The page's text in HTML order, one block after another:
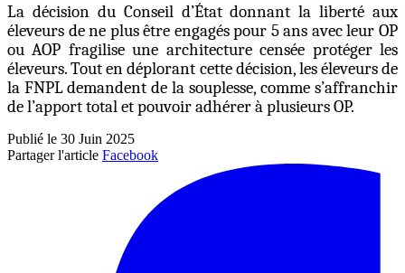
La décision du Conseil d’État donnant la liberté aux
éleveurs de ne plus être engagés pour 5 ans avec leur OP
ou AOP fragilise une architecture censée protéger les
éleveurs. Tout en déplorant cette décision, les éleveurs de
la FNPL demandent de la souplesse, comme s’affranchir
de l’apport total et pouvoir adhérer à plusieurs OP.
Publié le 30 Juin 2025
Partager l'article Facebook